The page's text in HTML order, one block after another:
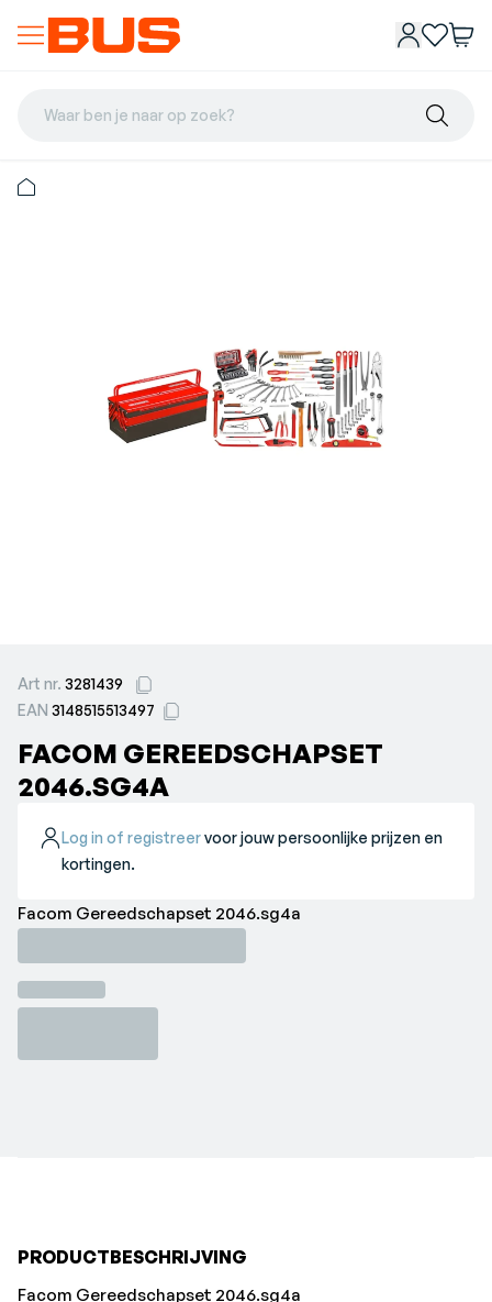
Waar ben je naar op zoek?
Art nr. 3281439
EAN 3148515513497
FACOM GEREEDSCHAPSET
2046.SG4A
Log in of registreervoor jouw persoonlijke prijzen en
kortingen.
Facom Gereedschapset 2046.sg4a
PRODUCTBESCHRIJVING
Facom Gereedschapset 2046.sg4a